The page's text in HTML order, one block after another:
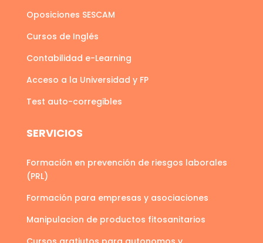
Oposiciones SESCAM
Cursos de Inglés
Contabilidad e-Learning
Acceso a la Universidad y FP
Test auto-corregibles
SERVICIOS
Formación en prevención de riesgos laborales
(PRL)
Formación para empresas y asociaciones
Manipulacion de productos fitosanitarios